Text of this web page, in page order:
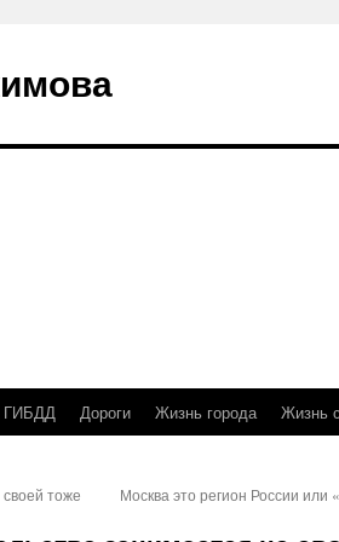
ГИБДД Дороги Жизнь города Жизнь
тоже Москва это регион России или